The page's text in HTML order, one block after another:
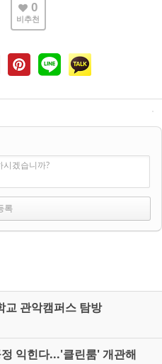
0
비추천
시겠습니까?
관악캠퍼스 탐방
익힌다...'클린룸' 개관해